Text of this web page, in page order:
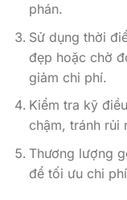
phán.
Sử dụng thời
đẹp hoặc chờ
giảm chi phí.
Kiểm tra kỹ
chậm, tránh rủi
Thương lượng
để tối ưu chi